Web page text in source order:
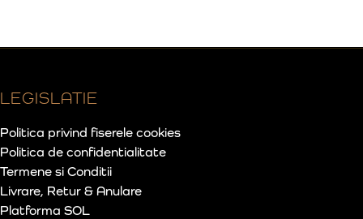
LEGISLATIE
Politica privind fiserele cookies
Politica de confidentialitate
Termene si Conditii
Livrare, Retur & Anulare
Platforma SOL